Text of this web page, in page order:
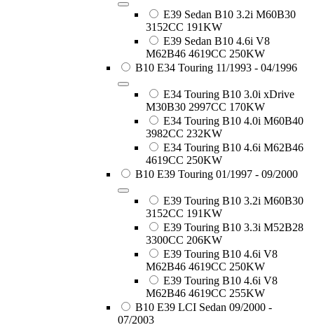
E39 Sedan B10 3.2i M60B30
3152CC 191KW
E39 Sedan B10 4.6i V8
M62B46 4619CC 250KW
B10 E34 Touring 11/1993 - 04/1996
E34 Touring B10 3.0i xDrive
M30B30 2997CC 170KW
E34 Touring B10 4.0i M60B40
3982CC 232KW
E34 Touring B10 4.6i M62B46
4619CC 250KW
B10 E39 Touring 01/1997 - 09/2000
E39 Touring B10 3.2i M60B30
3152CC 191KW
E39 Touring B10 3.3i M52B28
3300CC 206KW
E39 Touring B10 4.6i V8
M62B46 4619CC 250KW
E39 Touring B10 4.6i V8
M62B46 4619CC 255KW
B10 E39 LCI Sedan 09/2000 -
07/2003